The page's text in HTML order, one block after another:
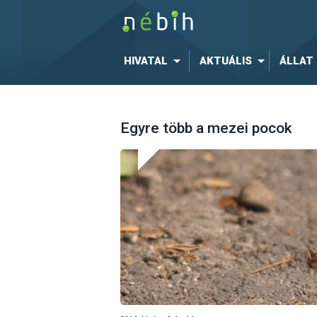
HIVATAL AKTUÁLIS ÁLLAT
Egyre több a mezei pocok